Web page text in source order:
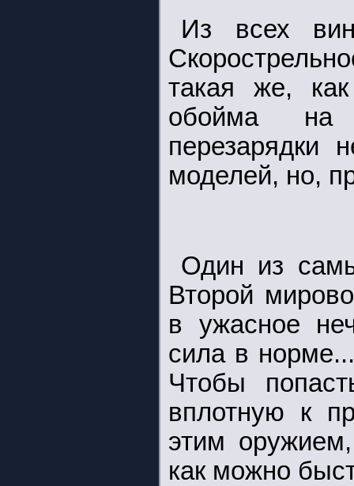
Из всех
такая же,
обойма на
перезарядки
моделей, но,
Один из
Второй
в ужасное
сила в
Чтобы
вплотную к
этим оружием,
как можно